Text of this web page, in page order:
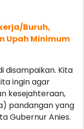
Buruh,
Upah Minimum
disampaikan. Kita
ingin agar
kesejahteraan,
pandangan yang
Gubernur Anies.